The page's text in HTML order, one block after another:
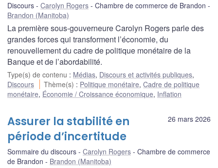
Discours Carolyn Rogers
Chambre de commerce de Brandon
Brandon (Manitoba)
La première sous-gouverneure Carolyn Rogers parle des
grandes forces qui transforment l’économie, du
renouvellement du cadre de politique monétaire de la
Banque et de l’abordabilité.
Type(s) de contenu : Médias, Discours et activités publiques,
Discours
Thème(s) : Politique monétaire,Cadre de politique
monétaire, Économie / Croissance économique, Inflation
26 mars 2026
Assurer la stabilité en
période d’incertitude
Sommaire du discours Carolyn Rogers
Chambre de commerce
de Brandon
Brandon (Manitoba)